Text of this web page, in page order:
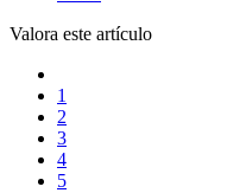
Valora este artículo
1
2
3
4
5